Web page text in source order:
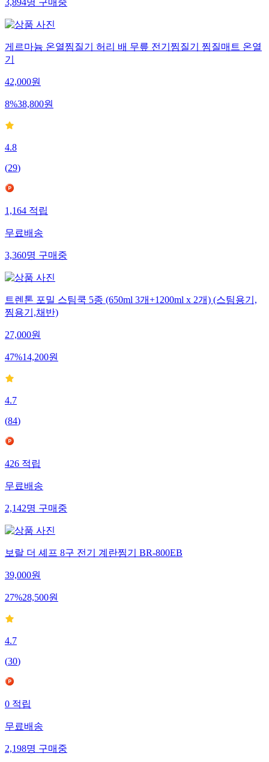
3,894명구매중
게르마늄 온열찜질기 허리 배 무릎 전기찜질기 찜질매트 온열
기
42,000원
8%38,800원
4.8
(29)
1,164적립
무료배송
3,360명구매중
트렌톤 포밀 스팀쿡 5종 (650ml 3개+1200ml x 2개) (스팀용기,
찜용기,채반)
27,000원
47%14,200원
4.7
(84)
426적립
무료배송
2,142명구매중
보랄 더 셰프 8구 전기 계란찜기 BR-800EB
39,000원
27%28,500원
4.7
(30)
0적립
무료배송
2,198명구매중